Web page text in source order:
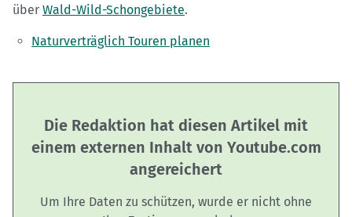
über Wald-Wild-Schongebiete.
Naturverträglich Touren planen
Die Redaktion hat diesen Artikel mit
einem externen Inhalt von Youtube.com
angereichert
Um Ihre Daten zu schützen, wurde er nicht ohne